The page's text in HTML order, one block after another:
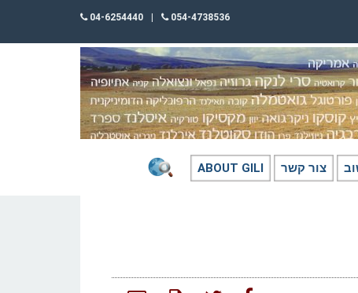
054-4738536
04-6254440
צור קשר ABOUT GILI